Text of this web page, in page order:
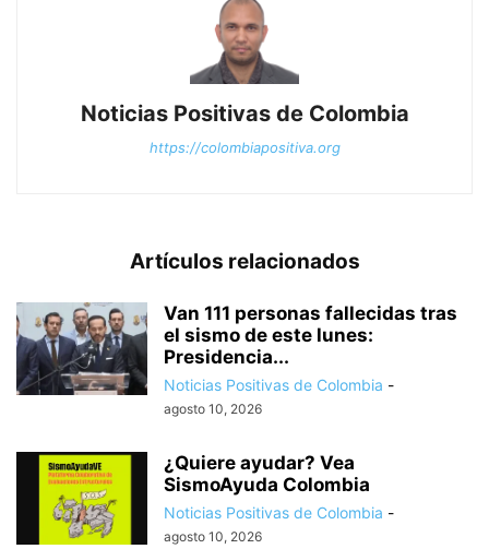
Noticias Positivas de Colombia
https://colombiapositiva.org
Artículos relacionados
Van 111 personas fallecidas tras
el sismo de este lunes:
Presidencia...
Noticias Positivas de Colombia -
agosto 10, 2026
¿Quiere ayudar? Vea
SismoAyuda Colombia
Noticias Positivas de Colombia -
agosto 10, 2026